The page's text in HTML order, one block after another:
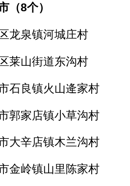
（8个）
龙泉镇河城庄村
莱山街道东沟村
石良镇火山逄家村
郭家店镇小草沟村
大辛店镇木兰沟村
金岭镇山里陈家村